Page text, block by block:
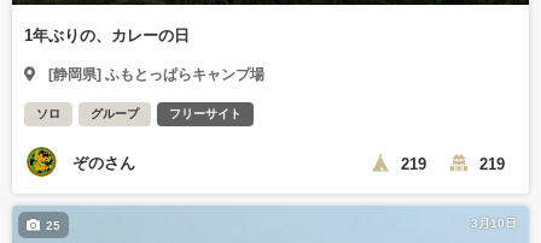
1年ぶりの、カレーの日
[静岡県] ふもとっぱらキャンプ場
ソロ グループ フリーサイト
ぞのさん 219 219
3月10日
25